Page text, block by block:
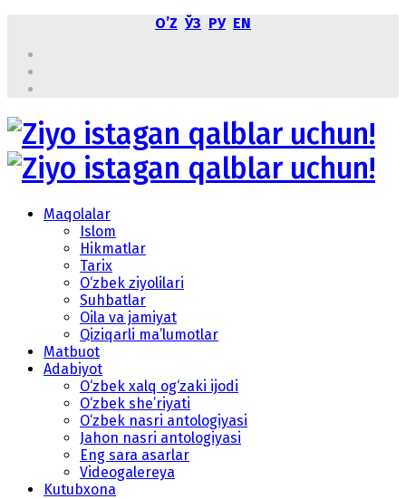
OʼZ ЎЗ РУ EN
Maqolalar
Islom
Hikmatlar
Tarix
O‘zbek ziyolilari
Suhbatlar
Oila va jamiyat
Qiziqarli ma’lumotlar
Matbuot
Adabiyot
O‘zbek xalq og‘zaki ijodi
O‘zbek she’riyati
O‘zbek nasri antologiyasi
Jahon nasri antologiyasi
Eng sara asarlar
Videogalereya
Kutubxona